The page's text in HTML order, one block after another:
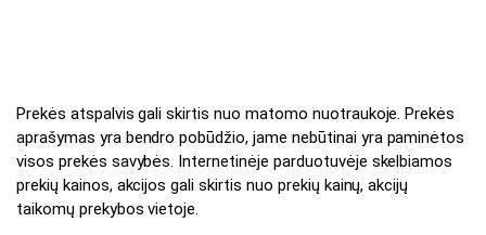
Prekės atspalvis gali skirtis nuo matomo nuotraukoje. Prekės
aprašymas yra bendro pobūdžio, jame nebūtinai yra paminėtos
visos prekės savybės. Internetinėje parduotuvėje skelbiamos
prekių kainos, akcijos gali skirtis nuo prekių kainų, akcijų
taikomų prekybos vietoje.